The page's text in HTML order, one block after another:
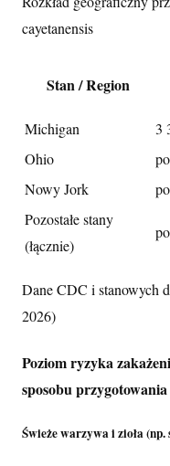
cayetanensis
Stan / Region
Michigan 3
Ohio
Nowy Jork
Pozostałe stany
(łącznie)
Dane CDC i stanowych
2026)
Poziom ryzyka
sposobu
Świeże warzywa i zioła (np.